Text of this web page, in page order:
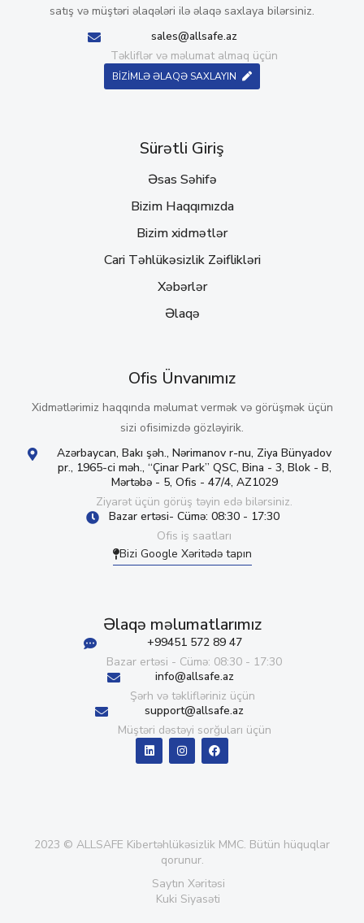
satış və müştəri əlaqələri ilə əlaqə saxlaya bilərsiniz.
sales@allsafe.az
Təkliflər və məlumat almaq üçün
BİZİMLƏ ƏLAQƏ SAXLAYIN
Sürətli Giriş
Əsas Səhifə
Bizim Haqqımızda
Bizim xidmətlər
Cari Təhlükəsizlik Zəiflikləri
Xəbərlər
Əlaqə
Ofis Ünvanımız
Xidmətlərimiz haqqında məlumat vermək və görüşmək üçün
sizi ofisimizdə gözləyirik.
Azərbaycan, Bakı şəh., Nərimanov r-nu, Ziya Bünyadov
pr., 1965-ci məh., “Çinar Park” QSC, Bina - 3, Blok - B,
Mərtəbə - 5, Ofis - 47/4, AZ1029
Ziyarət üçün görüş təyin edə bilərsiniz.
Bazar ertəsi- Cümə: 08:30 - 17:30
Ofis iş saatları
Bizi Google Xəritədə tapın
Əlaqə məlumatlarımız
+99451 572 89 47
Bazar ertəsi - Cümə: 08:30 - 17:30
info@allsafe.az
Şərh və təklifləriniz üçün
support@allsafe.az
Müştəri dəstəyi sorğuları üçün
2023 © ALLSAFE Kibertəhlükəsizlik MMC. Bütün hüquqlar
qorunur.
Saytın Xəritəsi
Kuki Siyasəti